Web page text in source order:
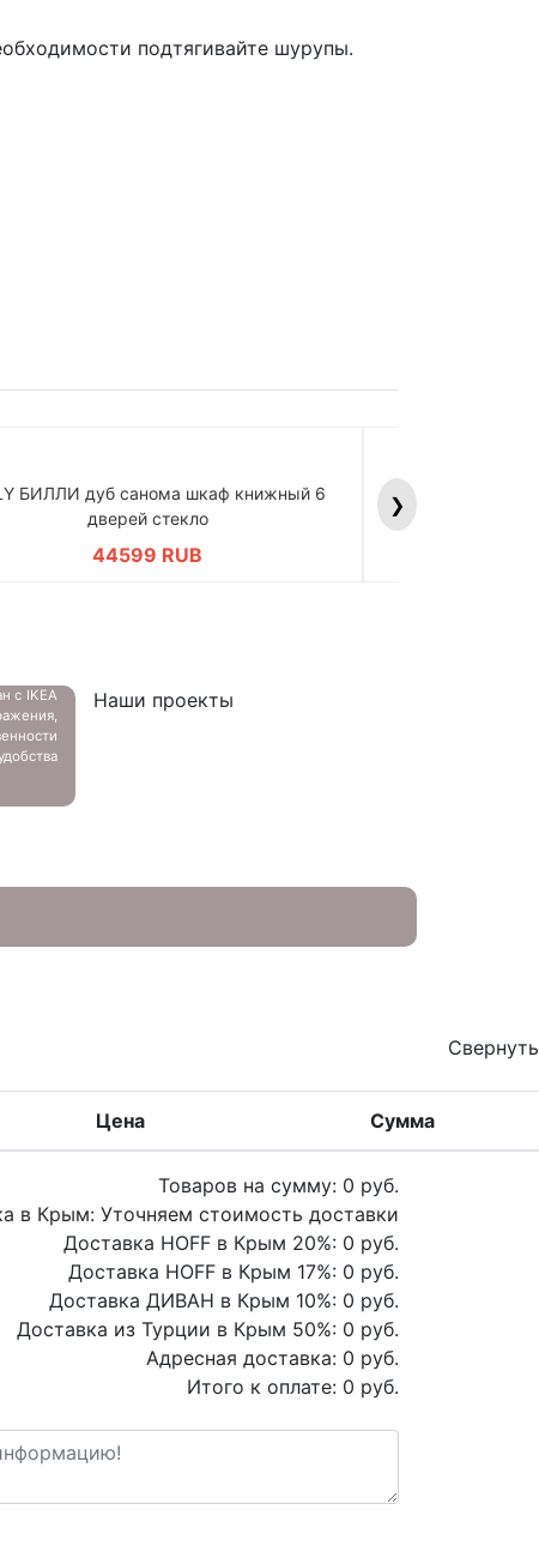
подтягивайте шурупы.
БИЛЛИ дуб санома шкаф книжный 6
дверей стекло
44599 RUB
BILLY БИЛЛИ
❯
с IKEA
Наши проекты
Свернуть
Цена Сумма
Товаров на сумму: 0 руб.
в Крым: Уточняем стоимость доставки
Доставка HOFF в Крым 20%: 0 руб.
Доставка HOFF в Крым 17%: 0 руб.
Доставка ДИВАН в Крым 10%: 0 руб.
Доставка из Турции в Крым 50%: 0 руб.
Адресная доставка: 0 руб.
Итого к оплате: 0 руб.